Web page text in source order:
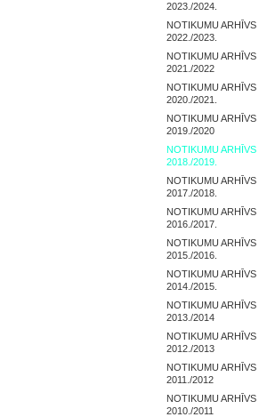
2023./2024.
NOTIKUMU ARHĪVS
2022./2023.
NOTIKUMU ARHĪVS
2021./2022
NOTIKUMU ARHĪVS
2020./2021.
NOTIKUMU ARHĪVS
2019./2020
NOTIKUMU ARHĪVS
2018./2019.
NOTIKUMU ARHĪVS
2017./2018.
NOTIKUMU ARHĪVS
2016./2017.
NOTIKUMU ARHĪVS
2015./2016.
NOTIKUMU ARHĪVS
2014./2015.
NOTIKUMU ARHĪVS
2013./2014
NOTIKUMU ARHĪVS
2012./2013
NOTIKUMU ARHĪVS
2011./2012
NOTIKUMU ARHĪVS
2010./2011